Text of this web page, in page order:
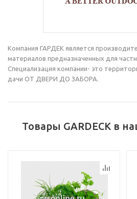
Компания ГАРДЕК является
материалов предназначенных для
Специализация компании- это
дачи ОТ ДВЕРИ ДО ЗАБОРА.
Товары GARDECK в